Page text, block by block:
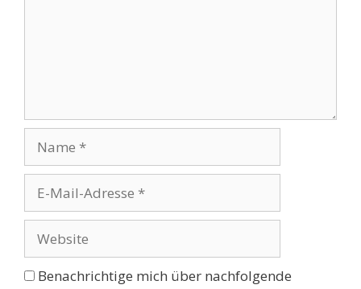
Mail-
Adresse
Benachrichtige mich über nachfolgende